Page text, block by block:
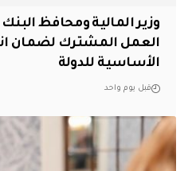
وزير المالية ومحافظ
العمل المشترك لضمان
الأساسية للدولة
قبل يوم واحد